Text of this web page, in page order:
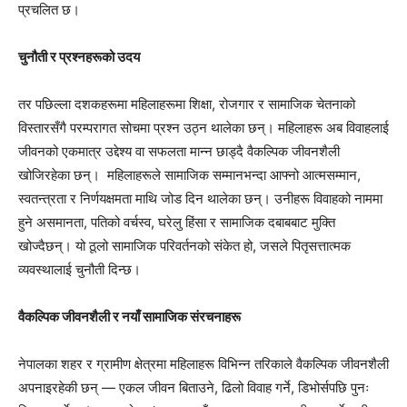
प्रचलित छ।
चुनौती र प्रश्नहरूको उदय
तर पछिल्ला दशकहरूमा महिलाहरूमा शिक्षा, रोजगार र सामाजिक चेतनाको
विस्तारसँगै परम्परागत सोचमा प्रश्न उठ्न थालेका छन्। महिलाहरू अब विवाहलाई
जीवनको एकमात्र उद्देश्य वा सफलता मान्न छाड्दै वैकल्पिक जीवनशैली
खोजिरहेका छन्। महिलाहरूले सामाजिक सम्मानभन्दा आफ्नो आत्मसम्मान,
स्वतन्त्रता र निर्णयक्षमता माथि जोड दिन थालेका छन्। उनीहरू विवाहको नाममा
हुने असमानता, पतिको वर्चस्व, घरेलु हिंसा र सामाजिक दबाबबाट मुक्ति
खोज्दैछन्। यो ठूलो सामाजिक परिवर्तनको संकेत हो, जसले पितृसत्तात्मक
व्यवस्थालाई चुनौती दिन्छ।
वैकल्पिक जीवनशैली र नयाँ सामाजिक संरचनाहरू
नेपालका शहर र ग्रामीण क्षेत्रमा महिलाहरू विभिन्न तरिकाले वैकल्पिक जीवनशैली
अपनाइरहेकी छन् — एकल जीवन बिताउने, ढिलो विवाह गर्ने, डिभोर्सपछि पुनः